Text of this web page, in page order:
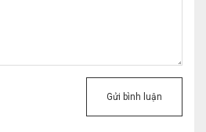
Gửi bình luận